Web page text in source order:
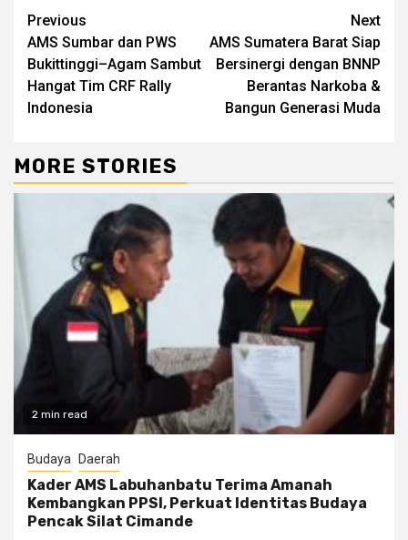
Previous
AMS Sumbar dan PWS
Bukittinggi–Agam Sambut
Hangat Tim CRF Rally
Indonesia
Next
AMS Sumatera Barat Siap
Bersinergi dengan BNNP
Berantas Narkoba &
Bangun Generasi Muda
MORE STORIES
2 min read
Budaya Daerah
Kader AMS Labuhanbatu Terima Amanah
Kembangkan PPSI, Perkuat Identitas Budaya
Pencak Silat Cimande